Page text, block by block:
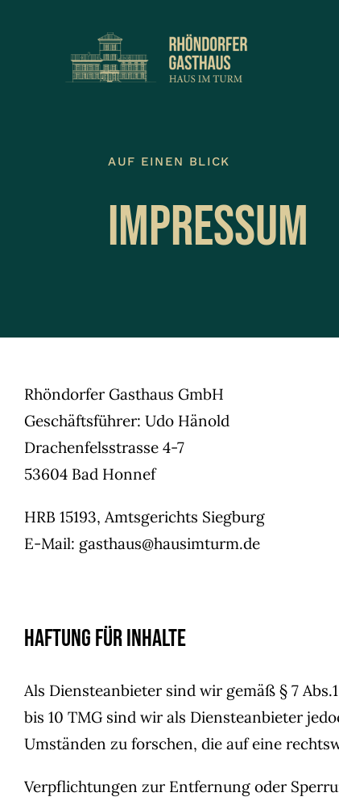
AUF EINEN BLICK
Impressum
Rhöndorfer Gasthaus GmbH
Geschäftsführer: Udo Hänold
Drachenfelsstrasse 4-7
53604 Bad Honnef
HRB 15193, Amtsgerichts Siegburg
E-Mail: gasthaus@hausimturm.de
Haftung für Inhalte
Als Diensteanbieter sind wir gemäß § 7
bis 10 TMG sind wir als Diensteanbieter
Umständen zu forschen, die auf eine
Verpflichtungen zur Entfernung oder